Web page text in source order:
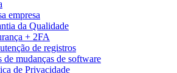
empresa
da Qualidade
+ 2FA
de registros
de mudanças de software
de Privacidade